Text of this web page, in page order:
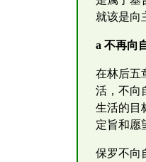
就该是向
a 不再向
在林后五
活，不向
生活的目
定旨和愿
保罗不向